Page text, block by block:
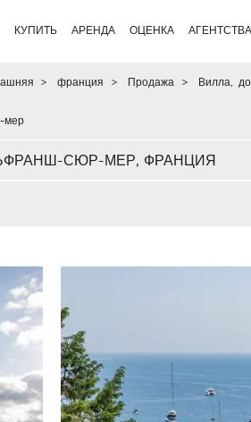
КУПИТЬ АРЕНДА ОЦЕНКА АГЕНТСТВА
> франция > Продажа > Вилла,
мер
СЮР-МЕР, ФРАНЦИЯ